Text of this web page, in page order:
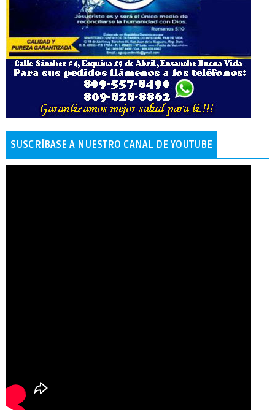
SUSCRÍBASE A NUESTRO CANAL DE YOUTUBE